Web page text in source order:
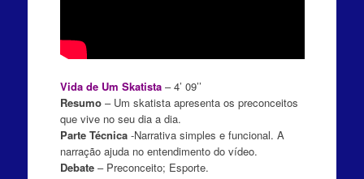
Vida de Um Skatista – 4’ 09’’
Resumo – Um skatista apresenta os preconceitos
que vive no seu dia a dia.
Parte Técnica-Narrativa simples e funcional. A
narração ajuda no entendimento do vídeo.
Debate– Preconceito; Esporte.